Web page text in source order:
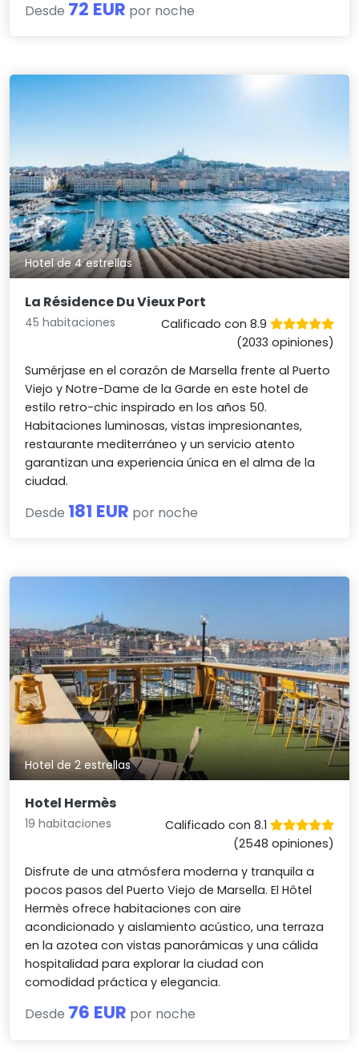
Desde 72 EUR por noche
Hotel de 4 estrellas
La Résidence Du Vieux Port
45 habitaciones
Calificado con 8.9
(2033 opiniones)
Sumérjase en el corazón de Marsella frente al Puerto
Viejo y Notre-Dame de la Garde en este hotel de
estilo retro-chic inspirado en los años 50.
Habitaciones luminosas, vistas impresionantes,
restaurante mediterráneo y un servicio atento
garantizan una experiencia única en el alma de la
ciudad.
Desde 181 EUR por noche
Hotel de 2 estrellas
Hotel Hermès
19 habitaciones
Calificado con 8.1
(2548 opiniones)
Disfrute de una atmósfera moderna y tranquila a
pocos pasos del Puerto Viejo de Marsella. El Hôtel
Hermès ofrece habitaciones con aire
acondicionado y aislamiento acústico, una terraza
en la azotea con vistas panorámicas y una cálida
hospitalidad para explorar la ciudad con
comodidad práctica y elegancia.
Desde 76 EUR por noche